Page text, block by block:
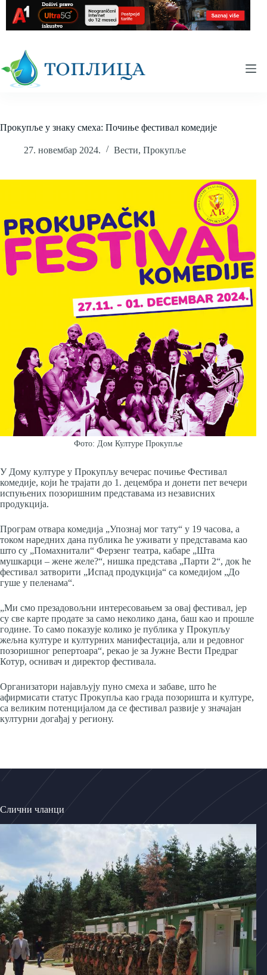
content
Прокупље у знаку смеха: Почиње фестивал комедије
27. новембар 2024. Вести, Прокупље
Фото: Дом Културе Прокупље
У Дому културе у Прокупљу вечерас почиње Фестивал
комедије, који ће трајати до 1. децембра и донети пет вечери
испуњених позоришним представама из независних
продукција.
Програм отвара комедија „Упознај мог тату“ у 19 часова, а
током наредних дана публика ће уживати у представама као
што су „Помахнитали“ Ферзенг театра, кабаре „Шта
мушкарци – жене желе?“, нишка представа „Парти 2“, док ће
фестивал затворити „Испад продукција“ са комедијом „До
гуше у пеленама“.
„Ми смо презадовољни интересовањем за овај фестивал, јер
су све карте продате за само неколико дана, баш као и прошле
године. То само показује колико је публика у Прокупљу
жељна културе и културних манифестација, али и редовног
позоришног репертоара“, рекао је за Јужне Вести Предраг
Котур, оснивач и директор фестивала.
Организатори најављују пуно смеха и забаве, што ће
афирмисати статус Прокупља као града позоришта и културе,
са великим потенцијалом да се фестивал развије у значајан
културни догађај у региону.
Слични чланци